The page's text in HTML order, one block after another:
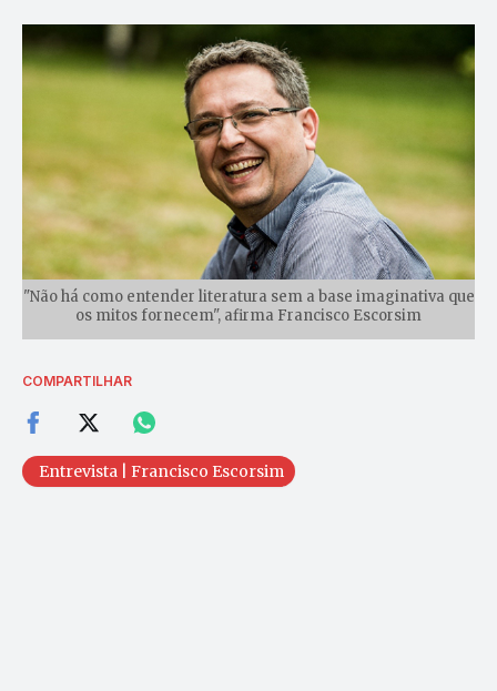
"Não há como entender literatura sem a base imaginativa que
os mitos fornecem", afirma Francisco Escorsim
COMPARTILHAR
Entrevista | Francisco Escorsim